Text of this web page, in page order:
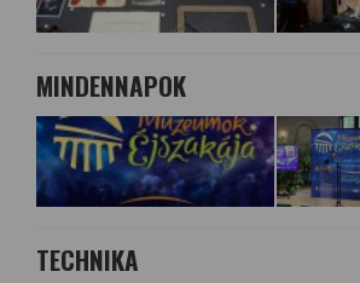
MINDENNAPOK
TECHNIKA